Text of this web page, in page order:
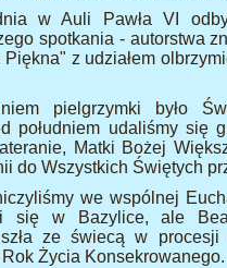
w Auli Pawła VI
spotkania - autorstwa
z udziałem
pielgrzymki było
południem udaliśmy się
Matki Bożej
do Wszystkich Świętych
we wspólnej
się w Bazylice, ale
ze świecą w
Życia Konsekrowanego.